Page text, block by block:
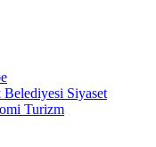
Belediyesi Siyaset
Turizm